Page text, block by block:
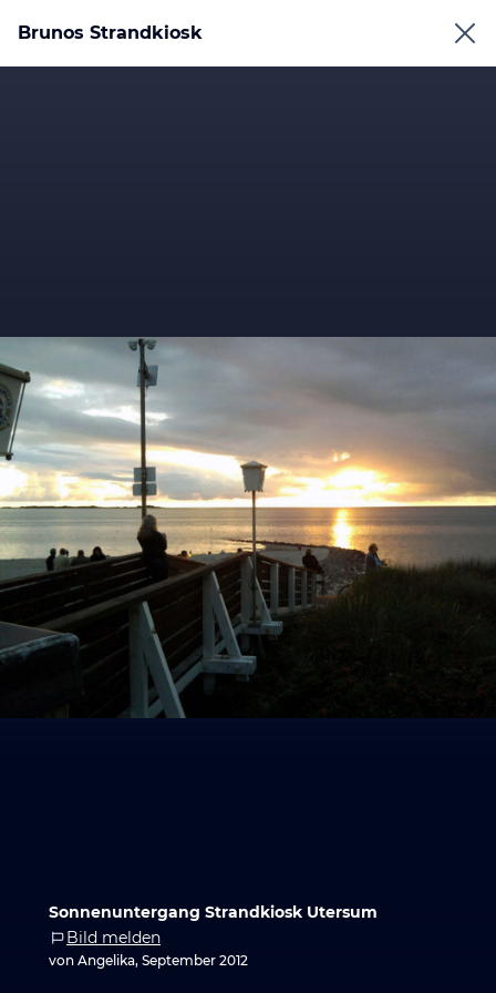
Brunos Strandkiosk
Sonnenuntergang Strandkiosk Utersum
Bild melden
von Angelika, September 2012